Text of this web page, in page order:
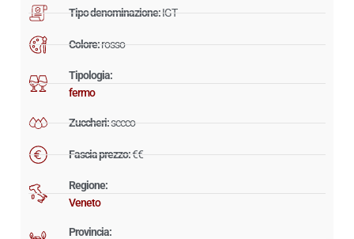
Tipo denominazione:IGT
Colore:rosso
Tipologia:
fermo
Zuccheri:secco
Fascia prezzo:€€
Regione:
Veneto
Provincia: